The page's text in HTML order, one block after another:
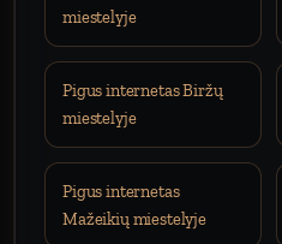
miestelyje
Pigus internetas Biržų
miestelyje
Pigus internetas
Mažeikių miestelyje